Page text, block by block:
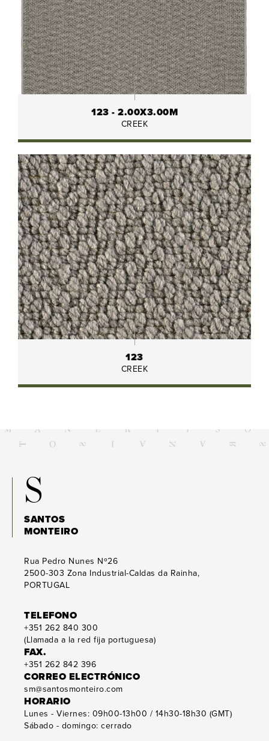
123 - 2.00X3.00M
CREEK
123
CREEK
S
SANTOS
MONTEIRO
Rua Pedro Nunes Nº26
2500-303 Zona Industrial-Caldas da Rainha,
PORTUGAL
TELEFONO
+351 262 840 300
(Llamada a la red fija portuguesa)
FAX.
+351 262 842 396
CORREO ELECTRÓNICO
sm@santosmonteiro.com
HORARIO
Lunes - Viernes: 09h00-13h00 / 14h30-18h30 (GMT)
Sábado - domingo: cerrado